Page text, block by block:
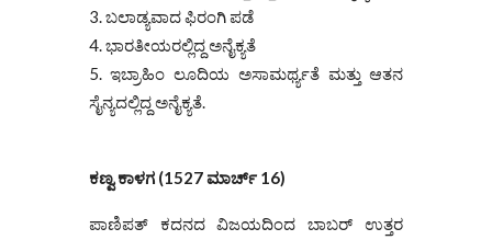
ಬಲಾಡ್ಯವಾದ ಫಿರಂಗಿ ಪಡೆ
ಭಾರತೀಯರಲ್ಲಿದ್ದ ಅನೈಕ್ಯತೆ
ಇಬ್ರಾಹಿಂ ಲೂದಿಯ ಅಸಾಮರ್ಥ್ಯತೆ ಮತ್ತು ಆತನ
ಸೈನ್ಯದಲ್ಲಿದ್ದ ಅನೈಕ್ಯತೆ.
ಕಣ್ವ ಕಾಳಗ (1527 ಮಾರ್ಚ್ 16)
ಪಾಣಿಪತ್ ಕದನದ ವಿಜಯದಿಂದ ಬಾಬರ್ ಉತ್ತರ